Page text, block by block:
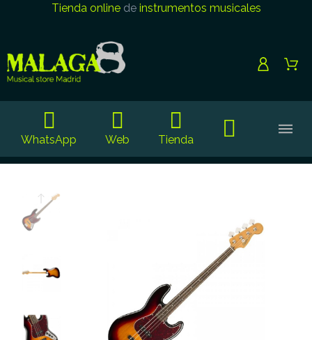
Tienda onlinede instrumentos musicales
WhatsApp Web Tienda